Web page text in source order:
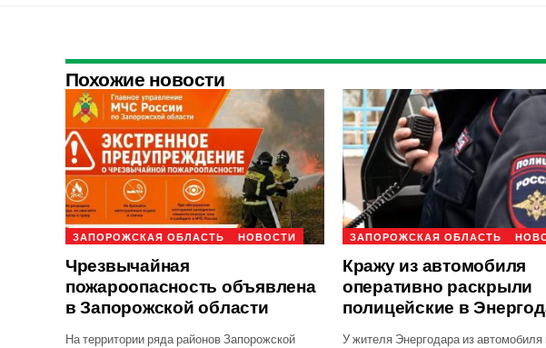
Похожие новости
ЗАПОРОЖСКАЯ ОБЛАСТЬ НОВОСТИ
Чрезвычайная
пожароопасность объявлена
в Запорожской области
На территории ряда районов Запорожской
ЗАПОРОЖСКАЯ ОБЛАСТЬ
Кражу из автомобиля
оперативно раскрыли
полицейские в
У жителя Энергодара из автомобиля